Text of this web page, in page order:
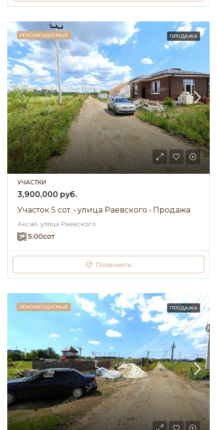
РЕКОМЕНДУЕМЫЕ ПРОДАЖА
УЧАСТКИ
3,900,000 руб.
Участок 5 сот. • улица Раевского • Продажа
Аксай, улица Раевского
5.00сот
Позвонить
РЕКОМЕНДУЕМЫЕ ПРОДАЖА